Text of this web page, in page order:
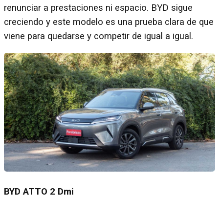
renunciar a prestaciones ni espacio. BYD sigue
creciendo y este modelo es una prueba clara de que
viene para quedarse y competir de igual a igual.
BYD ATTO 2 Dmi